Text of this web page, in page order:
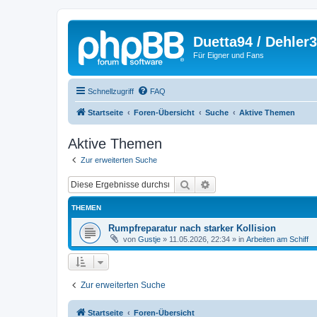
Duetta94 /
Für Eigner und Fans
Schnellzugriff FAQ
Startseite Foren-Übersicht Suche Aktive Themen
Aktive Themen
Zur erweiterten Suche
Suche
THEMEN
Rumpfreparatur nach starker Kollision
von Gustje » 11.05.2026, 22:34 » in Arbeiten am Schiff
Zur erweiterten Suche
Startseite Foren-Übersicht